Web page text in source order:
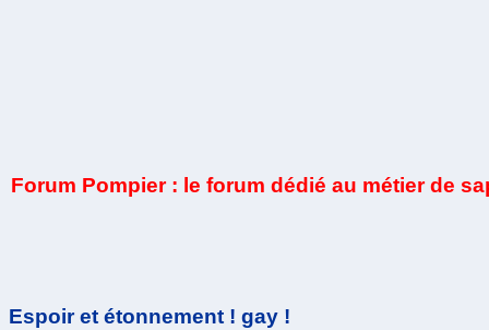
Forum Pompier : le forum dédié au métier de
Espoir et étonnement ! gay !